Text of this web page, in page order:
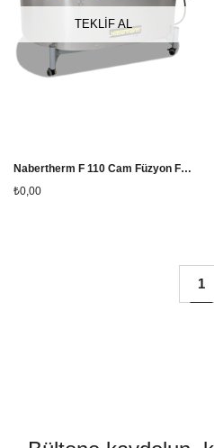
TEKLİF AL
Nabertherm F 110 Cam Füzyon Fırını
₺0,00
1